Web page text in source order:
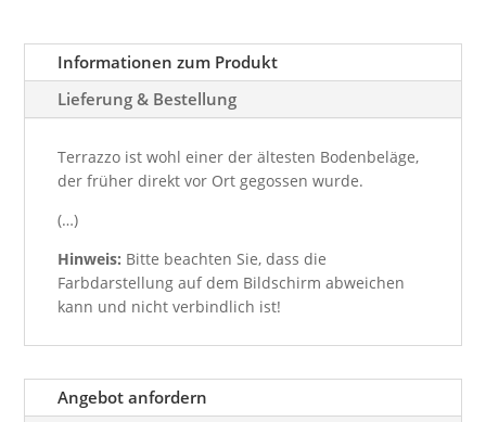
Informationen zum Produkt
Lieferung & Bestellung
Terrazzo ist wohl einer der ältesten Bodenbeläge,
der früher direkt vor Ort gegossen wurde.
(…)
Hinweis: Bitte beachten Sie, dass die
Farbdarstellung auf dem Bildschirm abweichen
kann und nicht verbindlich ist!
Angebot anfordern